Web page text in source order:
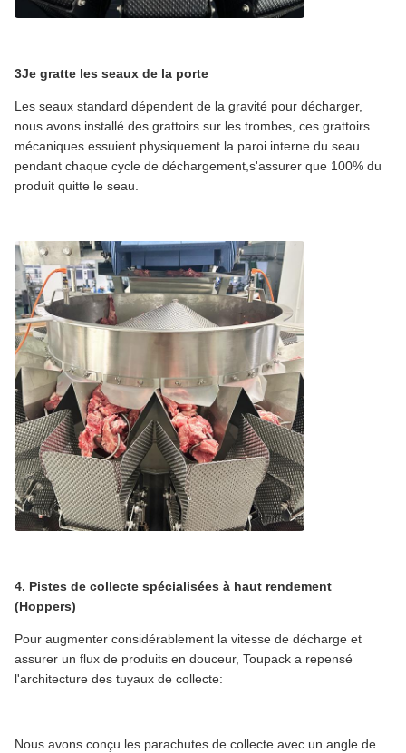
3Je gratte les seaux de la porte
Les seaux standard dépendent de la gravité pour décharger,
nous avons installé des grattoirs sur les trombes, ces grattoirs
mécaniques essuient physiquement la paroi interne du seau
pendant chaque cycle de déchargement,s'assurer que 100% du
produit quitte le seau.
4. Pistes de collecte spécialisées à haut rendement
(Hoppers)
Pour augmenter considérablement la vitesse de décharge et
assurer un flux de produits en douceur, Toupack a repensé
l'architecture des tuyaux de collecte:
Nous avons conçu les parachutes de collecte avec un angle de